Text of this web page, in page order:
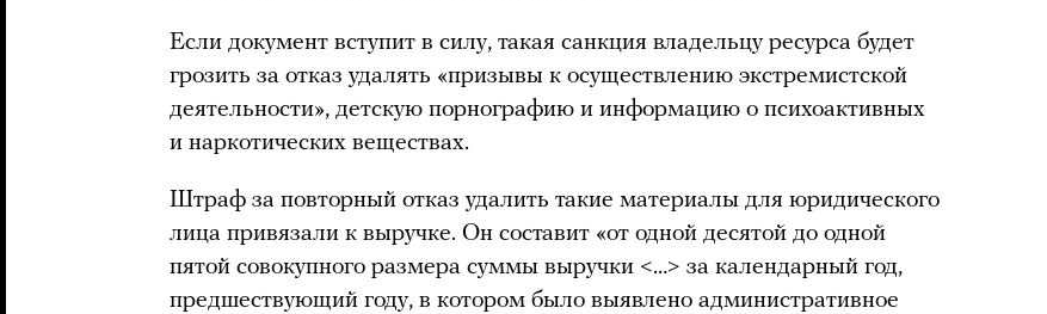
Если документ вступит в силу, такая санкция владельцу ресурса будет
грозить за отказ удалять «призывы к осуществлению экстремистской
деятельности», детскую порнографию и информацию о психоактивных
и наркотических веществах.
Штраф за повторный отказ удалить такие материалы для юридического
лица привязали к выручке. Он составит «от одной десятой до одной
пятой совокупного размера суммы выручки <…> за календарный год,
предшествующий году, в котором было выявлено административное